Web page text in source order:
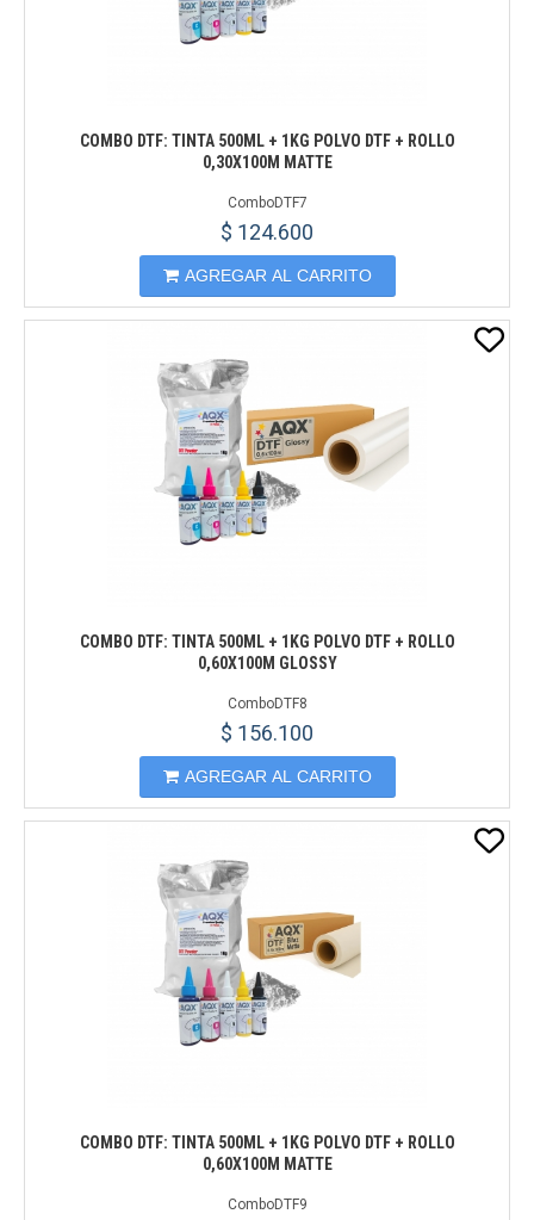
COMBO DTF: TINTA 500ML + 1KG POLVO DTF + ROLLO
0,30X100M MATTE
ComboDTF7
$ 124.600
AGREGAR AL CARRITO
COMBO DTF: TINTA 500ML + 1KG POLVO DTF + ROLLO
0,60X100M GLOSSY
ComboDTF8
$ 156.100
AGREGAR AL CARRITO
COMBO DTF: TINTA 500ML + 1KG POLVO DTF + ROLLO
0,60X100M MATTE
ComboDTF9